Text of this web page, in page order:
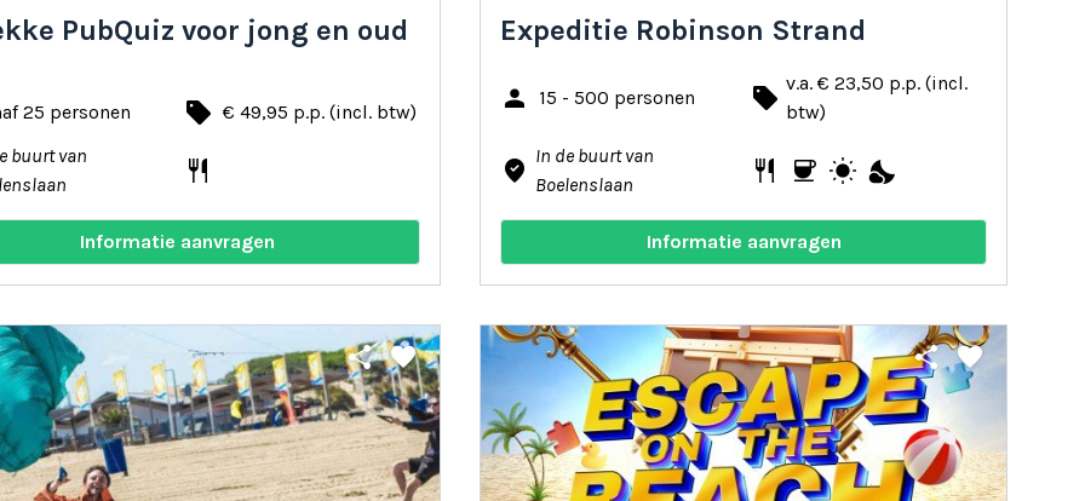
PubQuiz voor jong en oud
25 personen local_offer € 49,95 p.p. (incl. btw)
buurt van
restaurant
Informatie aanvragen
Expeditie Robinson Strand
person
15 - 500 personen local_offer v.a. € 23,50 p.p. (incl.
btw)
where_to_vote In de buurt van
Boelenslaan
restaurant coffee wb_sunny nights_stay
Informatie aanvragen
share favorite share favorite